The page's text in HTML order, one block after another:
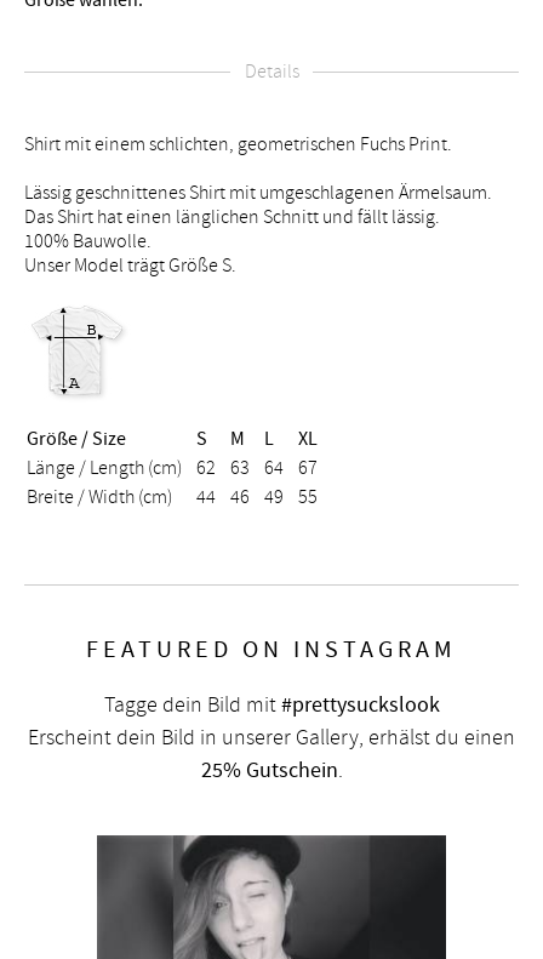
Details
Shirt mit einem schlichten, geometrischen Fuchs Print.
Lässig geschnittenes Shirt mit umgeschlagenen Ärmelsaum.
Das Shirt hat einen länglichen Schnitt und fällt lässig.
100% Bauwolle.
Unser Model trägt Größe S.
Größe / Size S M L
XL
Länge / Length (cm)
62 63 64 67
Breite / Width (cm)
44 46 49 55
FEATURED ON INSTAGRAM
Tagge dein Bild mit#prettysuckslook
Erscheint dein Bild in unserer Gallery, erhälst du einen
25% Gutschein.